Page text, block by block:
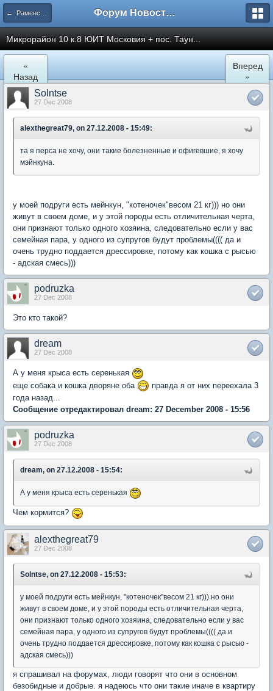
← Раменское Форум Новостройки
Микрорайон 10 к.8 ЮИТ Московия + пос. Таун...
«
Назад
Вперед
»
Solntse
27 Dec 2008
alexthegreat79, on 27.12.2008 - 15:49:
та я перса не хочу, они такие болезненные и офигевшие, я хочу
мэйнкуна.
у моей подруги есть мейнкун, "котеночек"весом 21 кг))) но они
живут в своем доме, и у этой породы есть отличительная черта,
они признают только одного хозяина, следовательно если у вас
семейная пара, у одного из супругов будут проблемы(((( да и
очень трудно поддается дрессировке, потому как кошка с рысью
- адская смесь)))
podruzka
27 Dec 2008
Это кто такой?
dream
27 Dec 2008
А у меня крыса есть серенькая
еще собака и кошка дворяне оба
правда я от них переехала 3
года назад...
Сообщение отредактировал dream: 27 December 2008 - 15:56
podruzka
27 Dec 2008
dream, on 27.12.2008 - 15:54:
А у меня крыса есть серенькая
Чем кормится?
alexthegreat79
27 Dec 2008
Solntse, on 27.12.2008 - 15:53:
у моей подруги есть мейнкун, "котеночек"весом 21 кг))) но они
живут в своем доме, и у этой породы есть отличительная черта,
они признают только одного хозяина, следовательно если у вас
семейная пара, у одного из супругов будут проблемы(((( да и
очень трудно поддается дрессировке, потому как кошка с рысью -
адская смесь)))
я спрашивал на форумах, люди говорят что они в основном
безобидные и добрые. я надеюсь что они такие иначе в квартиру